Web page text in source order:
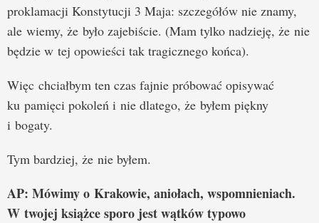
proklamacji Konstytucji 3 Maja: szczegółów nie znamy,
ale wiemy, że było zajebiście. (Mam tylko nadzieję, że nie
będzie w tej opowieści tak tragicznego końca).
Więc chciałbym ten czas fajnie próbować opisywać
ku pamięci pokoleń i nie dlatego, że byłem piękny
i bogaty.
Tym bardziej, że nie byłem.
AP: Mówimy o Krakowie, aniołach, wspomnieniach.
W twojej książce sporo jest wątków typowo